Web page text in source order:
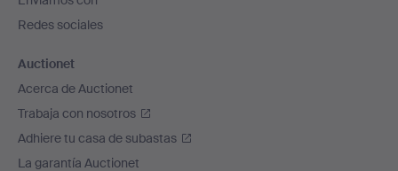
página
Redes sociales
Auctionet
Acerca de Auctionet
Trabaja con nosotros
Adhiere tu casa de subastas
La garantía Auctionet